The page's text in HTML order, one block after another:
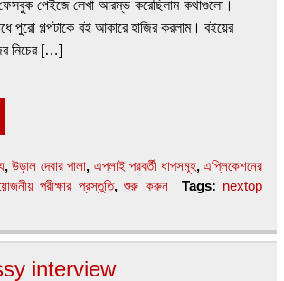
ফেসবুক পেইজে লেখা আরম্ভ করেছিলাম কথাগুলো।
পুরো গল্পটাকে বই আকারে হাজির করলাম। বইয়ের
নিচের […]
, উড়াল দেবার পালা, এপ্লাই পরবর্তী ধাপসমূহ, এপ্লিকেশনের
পরীক্ষার প্রস্তুতি,শুরু করুন Tags: nextop
interview